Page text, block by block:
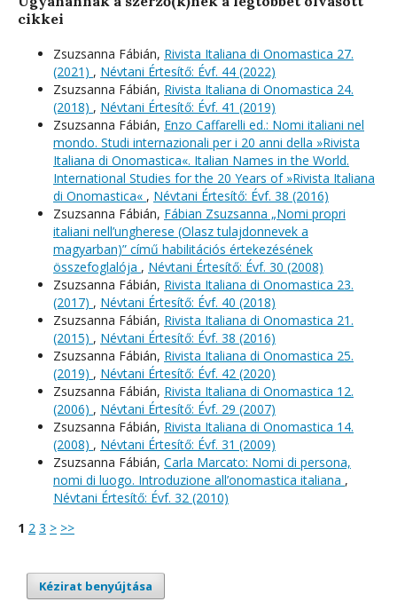
cikkei
Zsuzsanna Fábián, Rivista Italiana di Onomastica 27.
(2021) , Névtani Értesítő: Évf. 44 (2022)
Zsuzsanna Fábián, Rivista Italiana di Onomastica 24.
(2018) , Névtani Értesítő: Évf. 41 (2019)
Zsuzsanna Fábián, Enzo Caffarelli ed.: Nomi italiani nel
mondo. Studi internazionali per i 20 anni della »Rivista
Italiana di Onomastica«. Italian Names in the World.
International Studies for the 20 Years of »Rivista Italiana
di Onomastica« , Névtani Értesítő: Évf. 38 (2016)
Zsuzsanna Fábián, Fábian Zsuzsanna „Nomi propri
italiani nell’ungherese (Olasz tulajdonnevek a
magyarban)” című habilitációs értekezésének
összefoglalója , Névtani Értesítő: Évf. 30 (2008)
Zsuzsanna Fábián, Rivista Italiana di Onomastica 23.
(2017) , Névtani Értesítő: Évf. 40 (2018)
Zsuzsanna Fábián, Rivista Italiana di Onomastica 21.
(2015) , Névtani Értesítő: Évf. 38 (2016)
Zsuzsanna Fábián, Rivista Italiana di Onomastica 25.
(2019) , Névtani Értesítő: Évf. 42 (2020)
Zsuzsanna Fábián, Rivista Italiana di Onomastica 12.
(2006) , Névtani Értesítő: Évf. 29 (2007)
Zsuzsanna Fábián, Rivista Italiana di Onomastica 14.
(2008) , Névtani Értesítő: Évf. 31 (2009)
Zsuzsanna Fábián, Carla Marcato: Nomi di persona,
nomi di luogo. Introduzione all’onomastica italiana ,
Névtani Értesítő: Évf. 32 (2010)
1 2 3 > >>
Kézirat benyújtása